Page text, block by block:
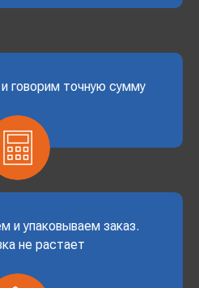
говорим точную сумму
и упаковываем заказ.
не растает